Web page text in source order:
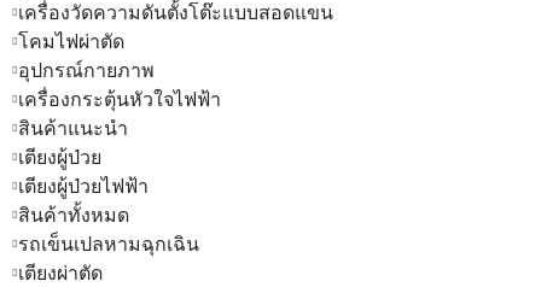
เครื่องวัดความดันตั้งโต๊ะแบบสอดแขน
โคมไฟผ่าตัด
อุปกรณ์กายภาพ
เครื่องกระตุ้นหัวใจไฟฟ้า
สินค้าแนะนำ
เตียงผู้ป่วย
เตียงผู้ป่วยไฟฟ้า
สินค้าทั้งหมด
รถเข็นเปลหามฉุกเฉิน
เตียงผ่าตัด